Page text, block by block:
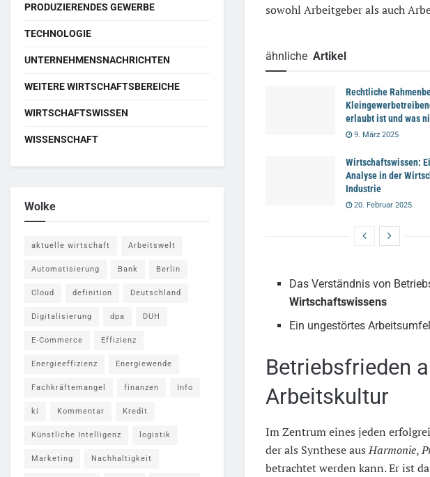
sowohl Arbeitgeber als auch
ähnliche Artikel
Rechtliche
erlaubt ist und was
9. März 2025
Wirtschaftswissen:
Analyse in der
Industrie
20. Februar 2025
Das Verständnis von
Wirtschaftswissens
Ein ungestörtes
Betriebsfrieden
Arbeitskultur
Im Zentrum eines jeden
der als Synthese ausHarmonie,
betrachtet werden kann. Er ist
PRODUZIERENDES GEWERBE
TECHNOLOGIE
UNTERNEHMENSNACHRICHTEN
WEITERE WIRTSCHAFTSBEREICHE
WIRTSCHAFTSWISSEN
WISSENSCHAFT
Wolke
aktuelle wirtschaft Arbeitswelt
Automatisierung Bank Berlin
Cloud definition Deutschland
Digitalisierung dpa DUH
E-Commerce Effizienz
Energieeffizienz Energiewende
Fachkräftemangel finanzen Info
ki Kommentar Kredit
Künstliche Intelligenz logistik
Marketing Nachhaltigkeit